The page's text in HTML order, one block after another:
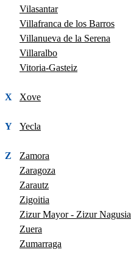
Vilasantar
Villafranca de los Barros
Villanueva de la Serena
Villaralbo
Vitoria-Gasteiz
X Xove
Y Yecla
Z
Zamora
Zaragoza
Zarautz
Zigoitia
Zizur Mayor - Zizur Nagusia
Zuera
Zumarraga